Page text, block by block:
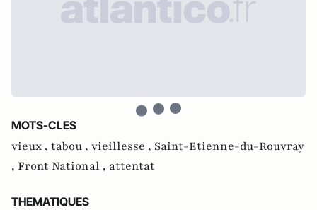
MOTS-CLES
vieux , tabou , vieillesse , Saint-Etienne-du-Rouvray
, Front National , attentat
THEMATIQUES